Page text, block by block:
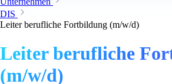
DIS
Leiter berufliche Fortbildung (m/w/d)
Leiter berufliche
(m/w/d)